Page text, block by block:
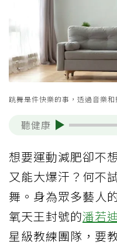
跳舞是件快樂的事，透過音樂
聽健康
想要運動減肥卻不
又能大爆汗？何不
舞。身為眾多藝人
氧天王封號的潘若迪
星級教練團隊，要